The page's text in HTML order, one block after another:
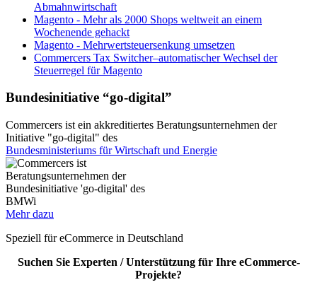
Abmahnwirtschaft
Magento - Mehr als 2000 Shops weltweit an einem
Wochenende gehackt
Magento - Mehrwertsteuersenkung umsetzen
Commercers Tax Switcher–automatischer Wechsel der
Steuerregel für Magento
Bundesinitiative “go-digital”
Commercers ist ein akkreditiertes Beratungsunternehmen der
Initiative "go-digital" des
Bundesministeriums für Wirtschaft und Energie
Mehr dazu
Speziell für eCommerce in Deutschland
Suchen Sie Experten / Unterstützung für Ihre eCommerce-
Projekte?